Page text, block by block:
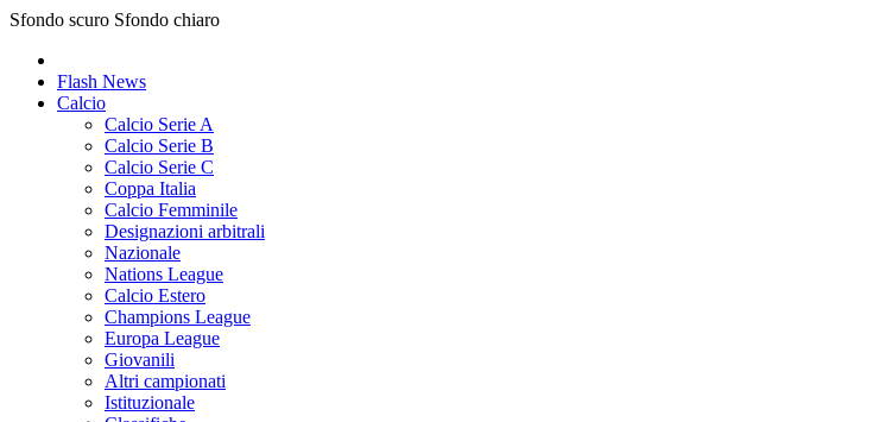
Sfondo scuro Sfondo chiaro
Flash News
Calcio
Calcio Serie A
Calcio Serie B
Calcio Serie C
Coppa Italia
Calcio Femminile
Designazioni arbitrali
Nazionale
Nations League
Calcio Estero
Champions League
Europa League
Giovanili
Altri campionati
Istituzionale